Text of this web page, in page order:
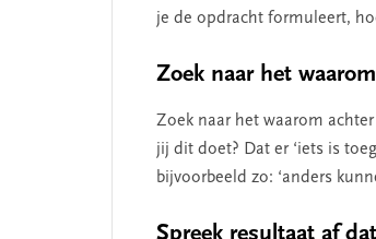
je de opdracht formuleert,
Zoek naar het waarom
Zoek naar het waarom
jij dit doet? Dat er ‘iets is
bijvoorbeeld zo: ‘anders